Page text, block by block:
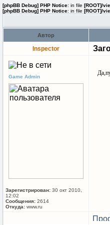
[phpBB Debug] PHP Notice: in file [ROOT]/
[phpBB Debug] PHP Notice: in file [ROOT]/
Автор
Inspector
Game Admin
Зарегистрирован: 30 окт 2010,
12:02
Сообщения: 2614
Откуда: www.ru